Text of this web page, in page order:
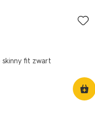
skinny fit zwart